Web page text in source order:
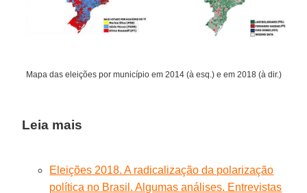
Mapa das eleições por município em 2014 (à esq.) e em 2018 (à dir.)
Leia mais
Eleições 2018. A radicalização da polarização
política no Brasil. Algumas análises. Entrevistas